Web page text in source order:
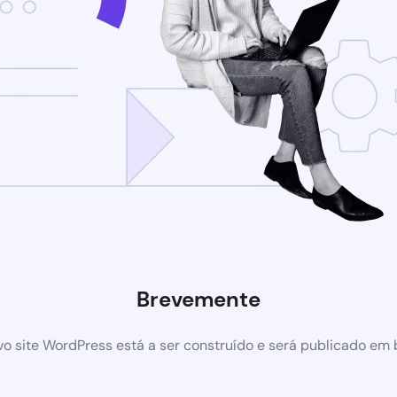
Brevemente
site WordPress está a ser construído e será publicado em